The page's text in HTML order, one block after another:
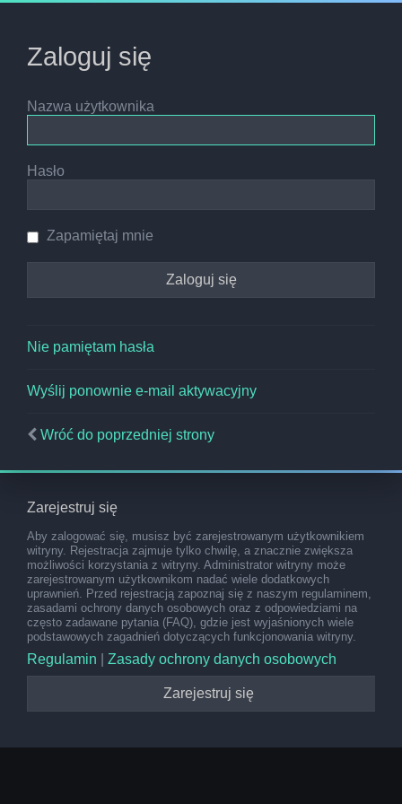
Zaloguj się
Nazwa użytkownika
Hasło
Zapamiętaj mnie
Nie pamiętam hasła
Wyślij ponownie e-mail aktywacyjny
Wróć do poprzedniej strony
Zarejestruj się
Aby zalogować się, musisz być zarejestrowanym użytkownikiem
witryny. Rejestracja zajmuje tylko chwilę, a znacznie zwiększa
możliwości korzystania z witryny. Administrator witryny może
zarejestrowanym użytkownikom nadać wiele dodatkowych
uprawnień. Przed rejestracją zapoznaj się z naszym regulaminem,
zasadami ochrony danych osobowych oraz z odpowiedziami na
często zadawane pytania (FAQ), gdzie jest wyjaśnionych wiele
podstawowych zagadnień dotyczących funkcjonowania witryny.
Regulamin Zasady ochrony danych osobowych
Zarejestruj się